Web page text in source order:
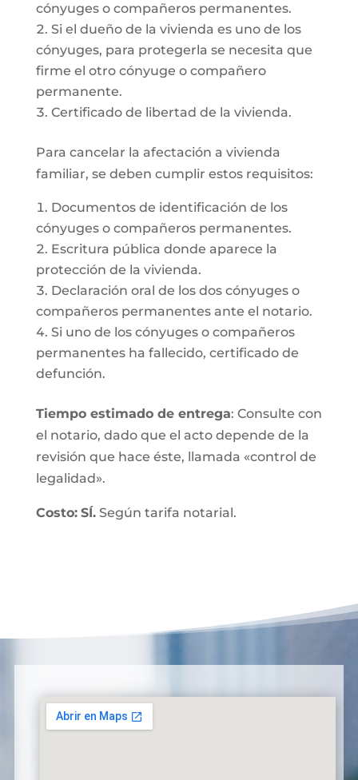
cónyuges o compañeros permanentes.
Si el dueño de la vivienda es uno de los
cónyuges, para protegerla se necesita que
firme el otro cónyuge o compañero
permanente.
Certificado de libertad de la vivienda.
Para cancelar la afectación a vivienda
familiar, se deben cumplir estos requisitos:
Documentos de identificación de los
cónyuges o compañeros permanentes.
Escritura pública donde aparece la
protección de la vivienda.
Declaración oral de los dos cónyuges o
compañeros permanentes ante el notario.
Si uno de los cónyuges o compañeros
permanentes ha fallecido, certificado de
defunción.
Tiempo estimado de entrega: Consulte con
el notario, dado que el acto depende de la
revisión que hace éste, llamada «control de
legalidad».
Costo: SÍ.Según tarifa notarial.